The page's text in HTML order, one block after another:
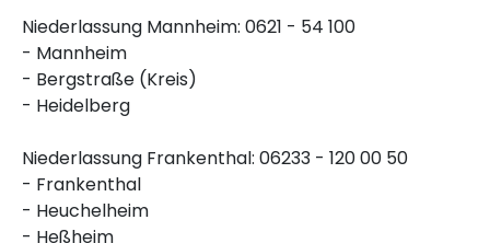
Niederlassung Mannheim: 0621 - 54 100
- Mannheim
- Bergstraße (Kreis)
- Heidelberg
Niederlassung Frankenthal: 06233 - 120 00 50
- Frankenthal
- Heuchelheim
- Heßheim